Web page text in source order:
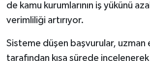
de kamu kurumlarının iş yükünü
verimliliği artırıyor.
Sisteme düşen başvurular, uzman
tarafından kısa sürede